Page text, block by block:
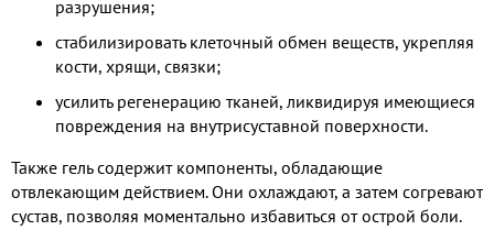
разрушения;
стабилизировать клеточный обмен веществ, укрепляя
кости, хрящи, связки;
усилить регенерацию тканей, ликвидируя имеющиеся
повреждения на внутрисуставной поверхности.
Также гель содержит компоненты, обладающие
отвлекающим действием. Они охлаждают, а затем согревают
сустав, позволяя моментально избавиться от острой боли.